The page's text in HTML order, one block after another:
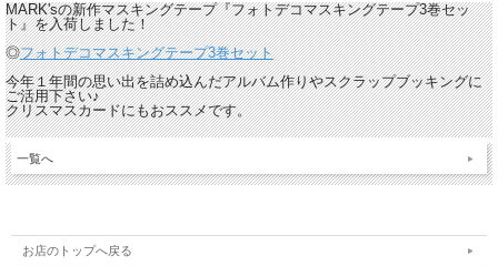
MARK'sの新作マスキングテープ『フォトデコマスキングテープ3巻セッ
ト』を入荷しました！
◎フォトデコマスキングテープ3巻セット
今年１年間の思い出を詰め込んだアルバム作りやスクラップブッキングに
ご活用下さい♪
クリスマスカードにもおススメです。
一覧へ
お店のトップへ戻る